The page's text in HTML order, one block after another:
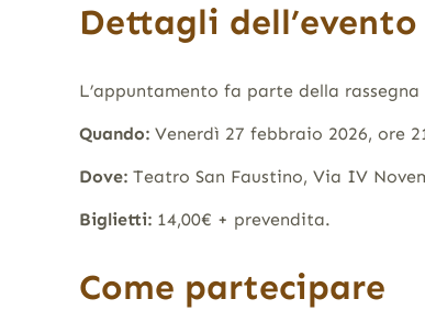
Dettagli dell’evento
L’appuntamento fa parte della rassegna
Quando:Venerdì 27 febbraio 2026, ore
Dove:Teatro San Faustino, Via IV
Biglietti:14,00€ + prevendita.
Come partecipare